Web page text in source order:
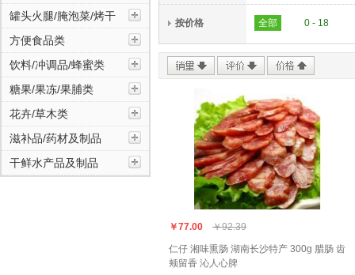
饮料/冲调品/蜂蜜类
糖果/果冻/果脯类
花卉/草木类
滋补品/药材及制品
罐头火腿/腌泡菜/烤干
方便食品类
饮料/冲调品/蜂蜜类
糖果/果冻/果脯类
花卉/草木类
滋补品/药材及制品
干鲜水产品及制品
按价格 全部 0 - 18
￥77.00
￥92.39
仁仔 湘味熏肠 湖南长沙特产 300g 腊肠 齿
颊留香 沁人心脾